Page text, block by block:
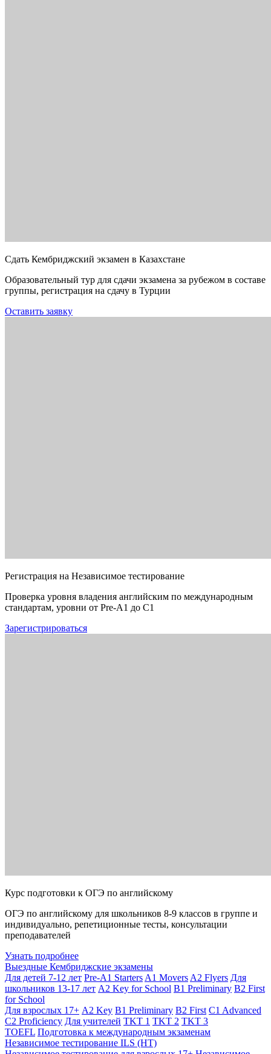
Сдать Кембриджский экзамен в Казахстане
Образовательный тур для сдачи экзамена за рубежом в составе
группы, регистрация на сдачу в Турции
Оставить заявку
Регистрация на Независимое тестирование
Проверка уровня владения английским по международным
стандартам, уровни от Pre-A1 до C1
Зарегистрироваться
Курс подготовки к ОГЭ по английскому
ОГЭ по английскому для школьников 8-9 классов в группе и
индивидуально, репетиционные тесты, консультации
преподавателей
Узнать подробнее
Выездные Кембриджские экзамены
Для детей 7-12 лет Pre-A1 Starters A1 Movers A2 Flyers Для
школьников 13-17 лет A2 Key for School B1 Preliminary B2 First
for School
Для взрослых 17+ A2 Key B1 Preliminary B2 First C1 Advanced
C2 Proficiency Для учителей TKT 1 TKT 2 TKT 3
TOEFL Подготовка к международным экзаменам
Независимое тестирование ILS (НТ)